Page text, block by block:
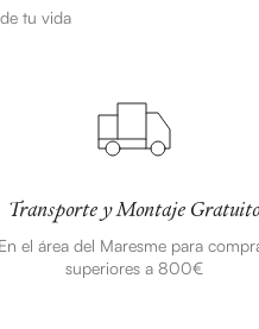
tu vida
Transporte y Montaje Gratuito
En el área del Maresme para
superiores a 800€